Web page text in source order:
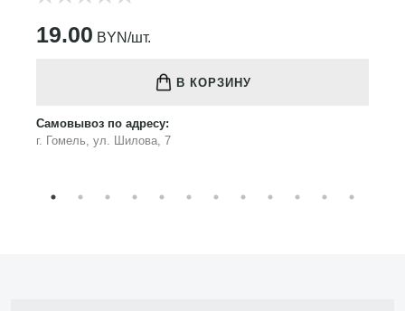
19.00 BYN/шт.
В КОРЗИНУ
Самовывоз по адресу:
г. Гомель, ул. Шилова, 7